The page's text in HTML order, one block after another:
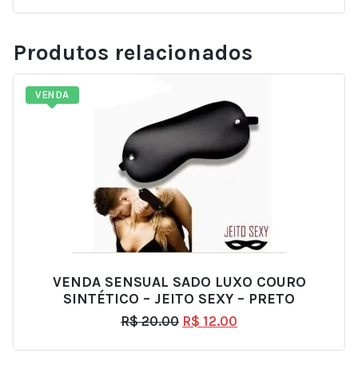
Produtos relacionados
VENDA
VENDA SENSUAL SADO LUXO COURO
SINTÉTICO – JEITO SEXY – PRETO
R$20.00 R$ 12.00